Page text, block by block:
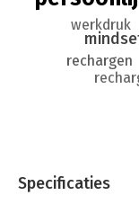
werkdruk
rechargen
Specificaties